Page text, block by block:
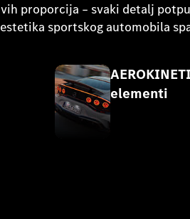
proporcija – svaki detalj
sportskog automobila
elementi